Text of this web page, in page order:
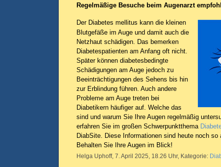
Regelmäßige Besuche beim Augenarzt
Der Diabetes mellitus kann die kleinen
Blutgefäße im Auge und damit auch die
Netzhaut schädigen. Das bemerken
Diabetespatienten am Anfang oft nicht.
Später können diabetesbedingte
Schädigungen am Auge jedoch zu
Beeinträchtigungen des Sehens bis hin
zur Erblindung führen. Auch andere
Probleme am Auge treten bei
Diabetikern häufiger auf. Welche das
sind und warum Sie Ihre Augen regelmäßig
erfahren Sie im großen Schwerpunktthema
DiabSite. Diese Informationen sind heute noch
Behalten Sie Ihre Augen im Blick!
Helga Uphoff, 7. April 2025, 18.26 Uhr, Kategorie: